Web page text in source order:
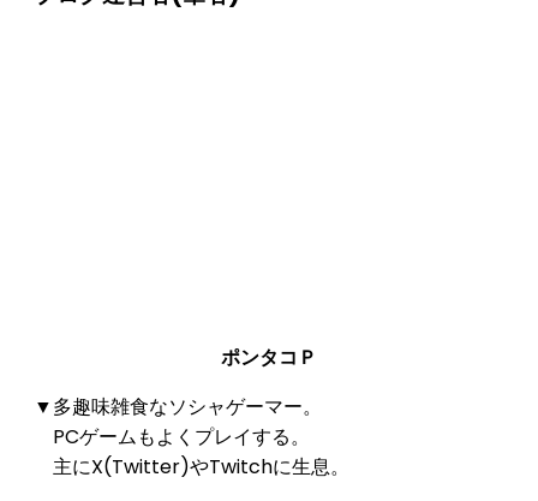
ポンタコＰ
▼多趣味雑食なソシャゲーマー。
PCゲームもよくプレイする。
主にX(Twitter)やTwitchに生息。